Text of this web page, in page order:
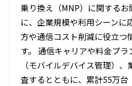
乗り換え（MNP）に関するお
に、企業規模や利用シーンに
方や通信コスト削減に役立つ
す。 通信キャリアや料金プ
（モバイルデバイス管理）
査するとともに、累計55万